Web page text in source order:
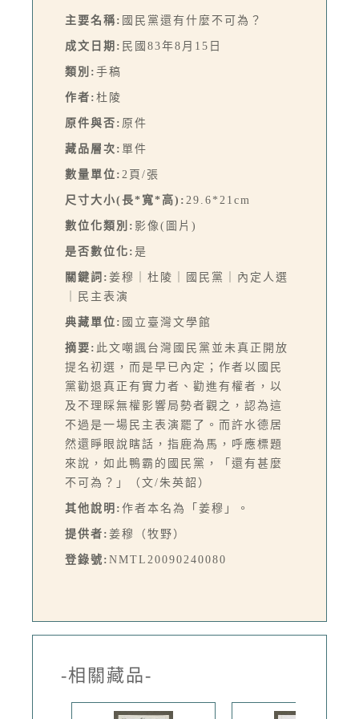
主要名稱: 國民黨還有什麼不可為？
成文日期: 民國83年8月15日
類別: 手稿
作者: 杜陵
原件與否: 原件
藏品層次: 單件
數量單位: 2頁/張
尺寸大小(長*寬*高): 29.6*21cm
數位化類別: 影像(圖片)
是否數位化: 是
關鍵詞: 姜穆｜杜陵｜國民黨｜內定人選
｜民主表演
典藏單位: 國立臺灣文學館
摘要: 此文嘲諷台灣國民黨並未真正開放
提名初選，而是早已內定；作者以國民
黨勸退真正有實力者、勸進有權者，以
及不理睬無權影響局勢者觀之，認為這
不過是一場民主表演罷了。而許水德居
然還睜眼說瞎話，指鹿為馬，呼應標題
來說，如此鴨霸的國民黨，「還有甚麼
不可為？」（文/朱英韶）
其他說明: 作者本名為「姜穆」。
提供者: 姜穆（牧野）
登錄號: NMTL20090240080
-相關藏品-